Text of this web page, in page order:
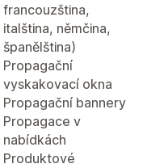
francouzština,
italština, němčina,
španělština)
Propagační
vyskakovací okna
Propagační bannery
Propagace v
nabídkách
Produktové